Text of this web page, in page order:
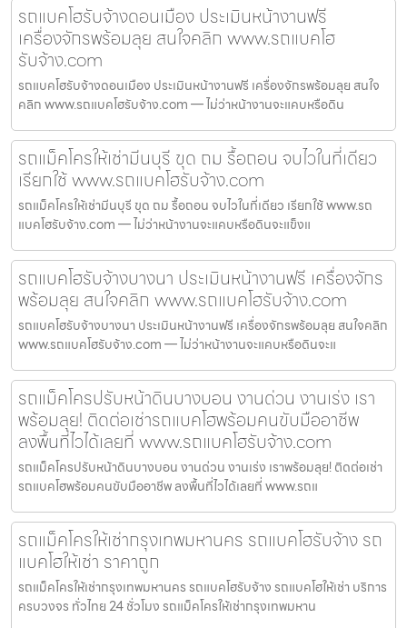
รถแบคโฮรับจ้างดอนเมือง ประเมินหน้างานฟรี
เครื่องจักรพร้อมลุย สนใจคลิก www.รถแบคโฮ
รับจ้าง.com
รถแบคโฮรับจ้างดอนเมือง ประเมินหน้างานฟรี เครื่องจักรพร้อมลุย สนใจ
คลิก www.รถแบคโฮรับจ้าง.com — ไม่ว่าหน้างานจะแคบหรือดิน
รถแม็คโครให้เช่ามีนบุรี ขุด ถม รื้อถอน จบไวในที่เดียว
เรียกใช้ www.รถแบคโฮรับจ้าง.com
รถแม็คโครให้เช่ามีนบุรี ขุด ถม รื้อถอน จบไวในที่เดียว เรียกใช้ www.รถ
แบคโฮรับจ้าง.com — ไม่ว่าหน้างานจะแคบหรือดินจะแข็งแ
รถแบคโฮรับจ้างบางนา ประเมินหน้างานฟรี เครื่องจักร
พร้อมลุย สนใจคลิก www.รถแบคโฮรับจ้าง.com
รถแบคโฮรับจ้างบางนา ประเมินหน้างานฟรี เครื่องจักรพร้อมลุย สนใจคลิก
www.รถแบคโฮรับจ้าง.com — ไม่ว่าหน้างานจะแคบหรือดินจะแ
รถแม็คโครปรับหน้าดินบางบอน งานด่วน งานเร่ง เรา
พร้อมลุย! ติดต่อเช่ารถแบคโฮพร้อมคนขับมืออาชีพ
ลงพื้นที่ไวได้เลยที่ www.รถแบคโฮรับจ้าง.com
รถแม็คโครปรับหน้าดินบางบอน งานด่วน งานเร่ง เราพร้อมลุย! ติดต่อเช่า
รถแบคโฮพร้อมคนขับมืออาชีพ ลงพื้นที่ไวได้เลยที่ www.รถแ
รถแม็คโครให้เช่ากรุงเทพมหานคร รถแบคโฮรับจ้าง รถ
แบคโฮให้เช่า ราคาถูก
รถแม็คโครให้เช่ากรุงเทพมหานคร รถแบคโฮรับจ้าง รถแบคโฮให้เช่า บริการ
ครบวงจร ทั่วไทย 24 ชั่วโมง รถแม็คโครให้เช่ากรุงเทพมหาน